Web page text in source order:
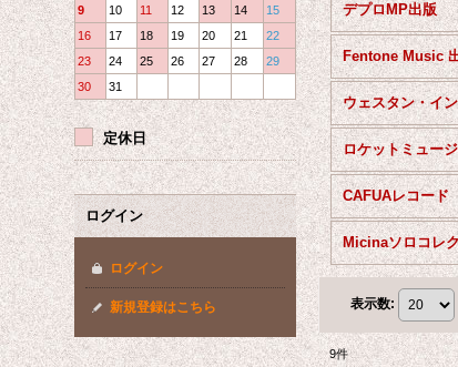
9
10 11 12 13 14
15
16
17 18 19 20 21
22
23
24 25 26 27 28
29
30
31
定休日
ログイン
ログイン
新規登録はこちら
デプロMP出版
Fentone Music
CAFUAレコード
Micinaソロコレ
表示数:
9件